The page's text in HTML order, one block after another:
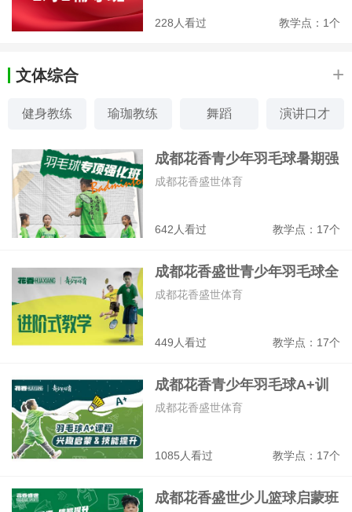
228人看过 教学点：1个
文体综合 +
健身教练 瑜珈教练 舞蹈 演讲口才
主持人 人际关系 形象礼仪 美术
成都花香青少年羽毛球暑期强
化走训营
642人看过 教学点：17个
成都花香盛世体育
成都花香盛世青少年羽毛球全
能战队班
449人看过 教学点：17个
成都花香盛世体育
成都花香青少年羽毛球A+训
练班
1085人看过 教学点：17个
成都花香盛世体育
成都花香盛世少儿篮球启蒙班